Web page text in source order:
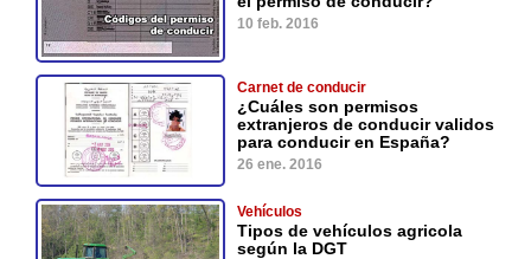
10 feb. 2016
Carnet de conducir
¿Cuáles son permisos
extranjeros de conducir validos
para conducir en España?
26 ene. 2016
Vehículos
Tipos de vehículos agricola
según la DGT